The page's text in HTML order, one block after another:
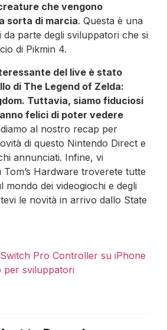
che vengono
sorta di marcia. Questa è una
da parte degli sviluppatori che si
di Pikmin 4.
del live è stato
di The Legend of Zelda:
Tuttavia, siamo fiduciosi
felici di poter vedere
al nostro recap per
di questo Nintendo Direct e
annunciati. Infine, vi
Hardware troverete tutte
mondo dei videogiochi e degli
le novità in arrivo dallo State
Pro Controller su iPhone
per sviluppatori